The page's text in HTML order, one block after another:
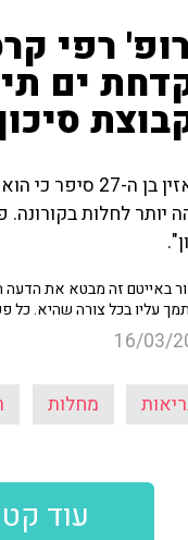
יותר לחלות
באייטם זה מבטא את הדעה
עליו בכל צורה שהיא. כל
16/03/
מחלות
עוד